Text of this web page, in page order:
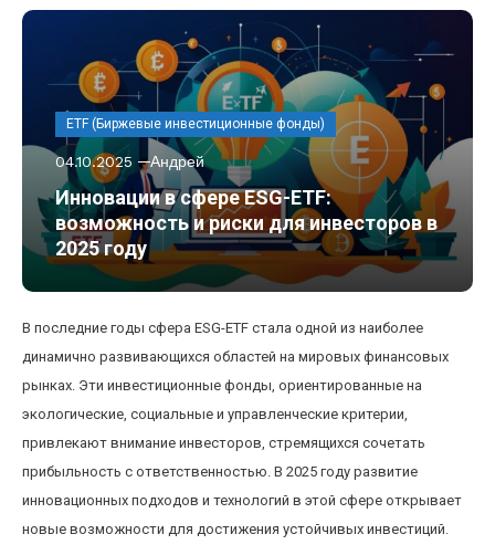
ETF (Биржевые инвестиционные фонды)
04.10.2025 Андрей
Инновации в сфере ESG-ETF:
возможность и риски для инвесторов в
2025 году
В последние годы сфера ESG-ETF стала одной из наиболее
динамично развивающихся областей на мировых финансовых
рынках. Эти инвестиционные фонды, ориентированные на
экологические, социальные и управленческие критерии,
привлекают внимание инвесторов, стремящихся сочетать
прибыльность с ответственностью. В 2025 году развитие
инновационных подходов и технологий в этой сфере открывает
новые возможности для достижения устойчивых инвестиций.